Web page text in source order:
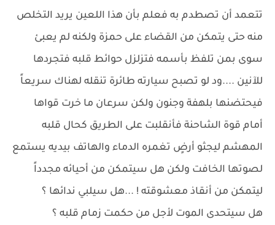
تتعمد أن تصطدم به فعلم بأن هذا اللعين يريد التخلص
منه حتى يتمكن من القضاء على حمزة ولكنه لم يعبئ
سوى بمن تلفظ بأسمه فتزلزل حوائط قلبه فتجردها
للآنين ....ود لو تصبح سيارته طائرة تنقله لهناك سريعاً
فيحتضنها بلهفة وجنون ولكن سرعان ما خرت قواها
أمام قوة الشاحنة فأنقلبت على الطريق كحال قلبه
المهشم ليجثو أرضٍ تغمره الدماء والهاتف بيديه يستمع
لصوتها الخافت ولكن هل سيتمكن من أحيائه مجدداً
ليتمكن من أنقاذ معشوقته ! ...هل سيلبي ندائها ؟
هل سيتحدى الموت لأجل من حكمت زمام قلبه ؟